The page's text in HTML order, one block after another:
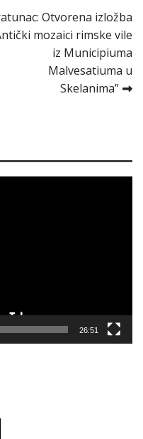
Otvorena izložba
mozaici rimske vile
iz Municipiuma
Malvesatiuma u
Skelanima”
26:51